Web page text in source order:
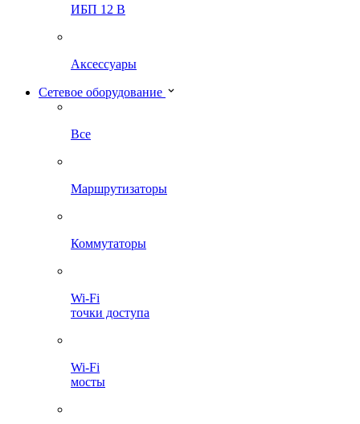
ИБП 12 В
Аксессуары
Сетевое оборудование
Все
Маршрутизаторы
Коммутаторы
Wi-Fi
точки доступа
Wi-Fi
мосты